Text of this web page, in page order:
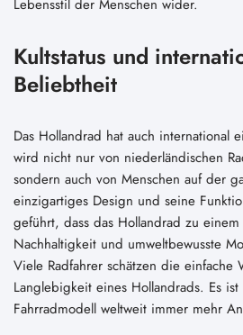
Lebensstil der Menschen wider.
Kultstatus und
Beliebtheit
Das Hollandrad hat auch international
wird nicht nur von niederländischen
sondern auch von Menschen auf der
einzigartiges Design und seine
geführt, dass das Hollandrad zu
Nachhaltigkeit und umweltbewusste
Viele Radfahrer schätzen die einfache
Langlebigkeit eines Hollandrads. Es
Fahrradmodell weltweit immer mehr